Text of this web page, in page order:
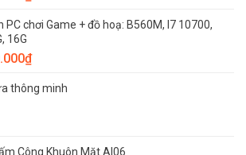
PC chơi Game + đồ hoạ: B560M, I7 10700,
16G
₫
thông minh
Công Khuôn Mặt AI06